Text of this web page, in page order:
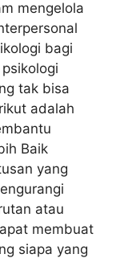
mengelola
bagi
tak bisa
adalah
Baik
yang
atau
membuat
siapa yang